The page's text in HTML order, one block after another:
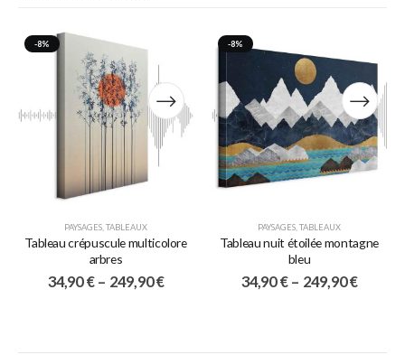
-8%
PAYSAGES,TABLEAUX
Tableau crépuscule multicolore
arbres
34,90€ – 249,90€
-8%
PAYSAGES,TABLEAUX
Tableau nuit étoilée montagne
bleu
34,90€ – 249,90€